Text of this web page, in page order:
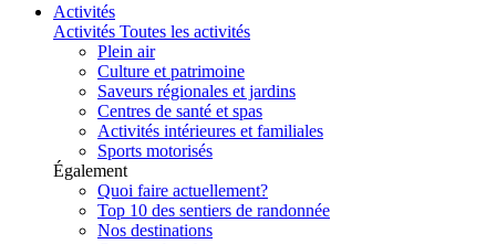
Activités
Activités Toutes les activités
Plein air
Culture et patrimoine
Saveurs régionales et jardins
Centres de santé et spas
Activités intérieures et familiales
Sports motorisés
Également
Quoi faire actuellement?
Top 10 des sentiers de randonnée
Nos destinations